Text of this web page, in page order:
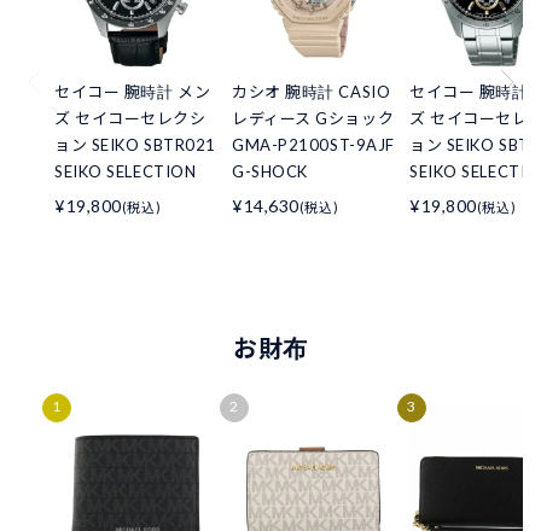
セイコー 腕時計 メン
ズ セイコーセレクシ
ョン SEIKO SBTR021
SEIKO SELECTION
¥19,800(税込)
カシオ 腕時計 CASIO
レディース Gショック
GMA-P2100ST-9AJF
G-SHOCK
¥14,630(税込)
セイコー 腕時計
ズ セイコーセレ
ョン SEIKO
SEIKO
¥19,800(税込)
お財布